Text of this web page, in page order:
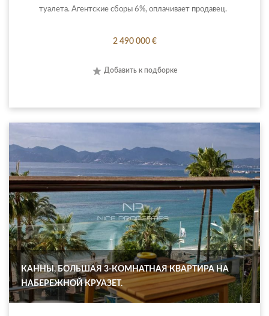
туалета. Агентские сборы 6%, оплачивает продавец.
2 490 000 €
Добавить к подборке
КАННЫ, БОЛЬШАЯ 3-КОМНАТНАЯ КВАРТИРА НА
НАБЕРЕЖНОЙ КРУАЗЕТ.